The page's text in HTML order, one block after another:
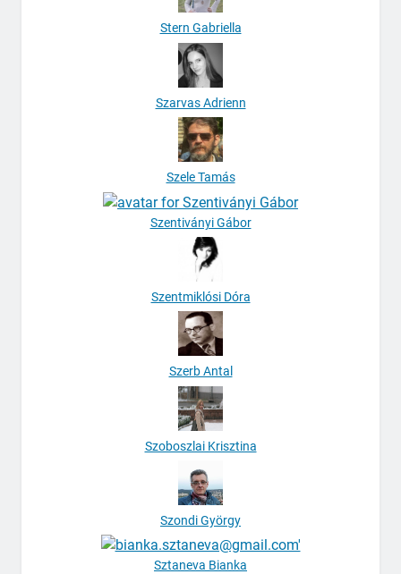
Stern Gabriella
Szarvas Adrienn
Szele Tamás
Szentiványi Gábor
Szentmiklósi Dóra
Szerb Antal
Szoboszlai Krisztina
Szondi György
Sztaneva Bianka